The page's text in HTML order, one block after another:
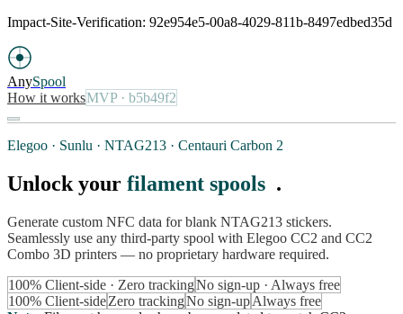
Impact-Site-Verification: 92e954e5-00a8-4029-811b-8497edbed35d
AnySpool
How it worksMVP· b5b49f2
Elegoo · Sunlu · NTAG213 · Centauri Carbon 2
Unlock your filament spools .
Generate custom NFC data for blank NTAG213 stickers.
Seamlessly use any third-party spool with Elegoo CC2 and CC2
Combo 3D printers — no proprietary hardware required.
100% Client-side · Zero trackingNo sign-up · Always free
100% Client-sideZero trackingNo sign-upAlways free